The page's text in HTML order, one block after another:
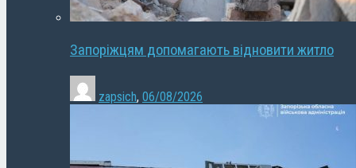
Запоріжцям допомагають відновити житло
zapsich, 06/08/2026